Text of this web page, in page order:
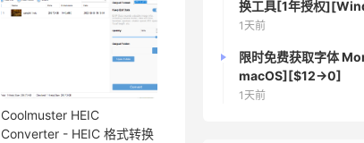
Coolmuster HEIC
Converter - HEIC 格式转换
换工具[1年授权
1天前
限时免费获取字体
macOS][$12→0]
1天前